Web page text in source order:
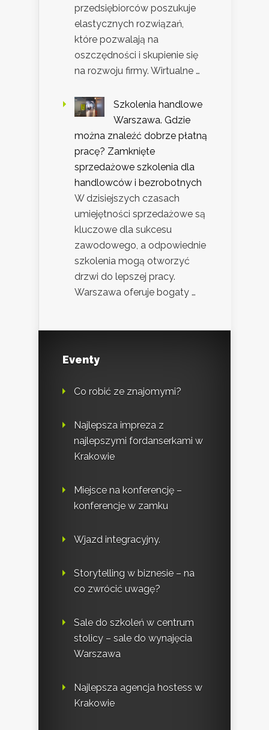
przedsiębiorców poszukuje
elastycznych rozwiązań,
które pozwalają na
oszczędności i skupienie się
na rozwoju firmy. Wirtualne …
Szkolenia handlowe
Warszawa. Gdzie
można znaleźć dobrze płatną
pracę? Zamknięte
sprzedażowe szkolenia dla
handlowców i bezrobotnych
W dzisiejszych czasach
umiejętności sprzedażowe są
kluczowe dla sukcesu
zawodowego, a odpowiednie
szkolenia mogą otworzyć
drzwi do lepszej pracy.
Warszawa oferuje bogaty …
Eventy
Co robić ze znajomymi?
Najlepsza impreza z
najlepszymi fordanserkami w
Krakowie
Miejsce na konferencję –
konferencje w zamku
Wjazd integracyjny.
Storytelling w biznesie – na
co zwrócić uwagę?
Sale do szkoleń w centrum
stolicy – sale do wynajęcia
Warszawa
Najlepsza agencja hostess w
Krakowie